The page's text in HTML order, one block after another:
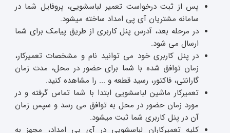
پس از ثبت درخواست تعمیر لباسشویی، پروفایل شما در
سامانه مشتریان آی پی امداد ساخته میشود.
در مرحله بعد، آدرس پنل کاربری از طریق پیامک برای شما
ارسال می شود.
در پنل کاربری خود می توانید نام و مشخصات تعمیرکار،
زمان توافق شده با شما برای حضور در محل، مدت زمان
گارانتی، فاکتور، رسید قطعه و ... را مشاهده کنید.
تعمیرکار ماشین لباسشویی ابتدا با شما تماس گرفته و در
مورد زمان حضور در محل به توافق می رسد و سپس زمان
آن در پنل کاربری شما ثبت میشود.
کلیه تعمیرکاران لباسشویی در آی پی امداد، مجهز به